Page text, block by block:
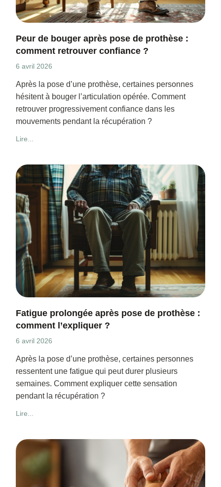
Peur de bouger après pose de prothèse :
comment retrouver confiance ?
6 avril 2026
Après la pose d’une prothèse, certaines personnes
hésitent à bouger l’articulation opérée. Comment
retrouver progressivement confiance dans les
mouvements pendant la récupération ?
Lire...
Fatigue prolongée après pose de prothèse :
comment l’expliquer ?
6 avril 2026
Après la pose d’une prothèse, certaines personnes
ressentent une fatigue qui peut durer plusieurs
semaines. Comment expliquer cette sensation
pendant la récupération ?
Lire...